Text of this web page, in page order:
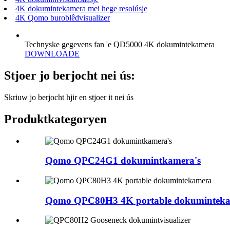
4K dokumintekamera mei hege resolúsje
4K Qomo buroblêdvisualizer
Technyske gegevens fan 'e QD5000 4K dokumintekamera
DOWNLOADE
Stjoer jo berjocht nei ús:
Skriuw jo berjocht hjir en stjoer it nei ús
Produktkategoryen
Qomo QPC24G1 dokumintkamera's
Qomo QPC80H3 4K portable